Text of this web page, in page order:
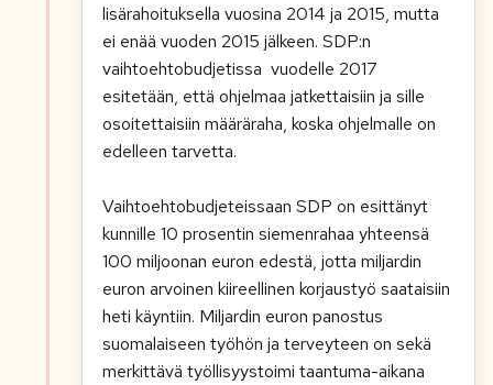
lisärahoituksella vuosina 2014 ja 2015, mutta
ei enää vuoden 2015 jälkeen. SDP:n
vaihtoehtobudjetissa vuodelle 2017
esitetään, että ohjelmaa jatkettaisiin ja sille
osoitettaisiin määräraha, koska ohjelmalle on
edelleen tarvetta.
Vaihtoehtobudjeteissaan SDP on esittänyt
kunnille 10 prosentin siemenrahaa yhteensä
100 miljoonan euron edestä, jotta miljardin
euron arvoinen kiireellinen korjaustyö saataisiin
heti käyntiin. Miljardin euron panostus
suomalaiseen työhön ja terveyteen on sekä
merkittävä työllisyystoimi taantuma-aikana